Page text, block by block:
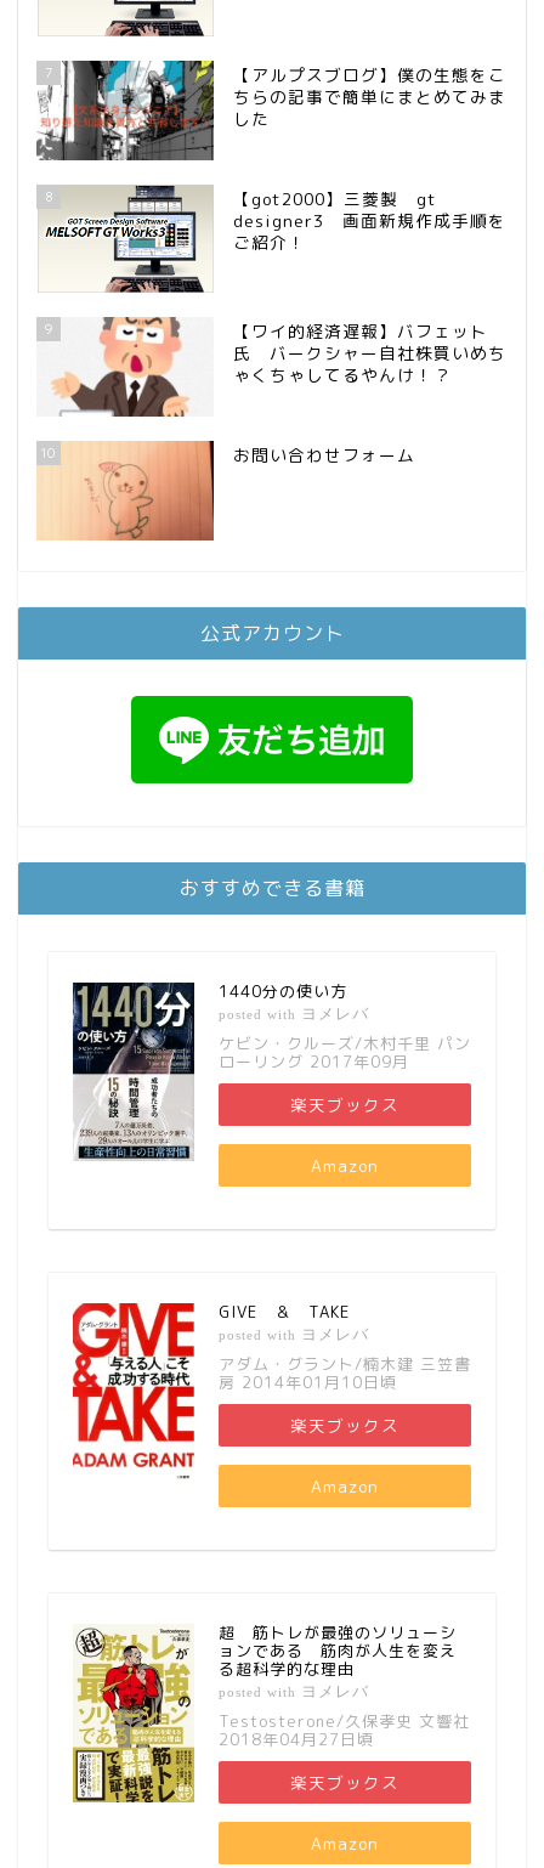
7
【アルプスブログ】僕の生態をこ
ちらの記事で簡単にまとめてみま
した
8
【got2000】三菱製 gt
designer3 画面新規作成手順を
ご紹介！
9
【ワイ的経済遅報】バフェット
氏 バークシャー自社株買いめち
ゃくちゃしてるやんけ！？
10 お問い合わせフォーム
公式アカウント
おすすめできる書籍
1440分の使い方
posted with ヨメレバ
ケビン・クルーズ/木村千里 パン
ローリング 2017年09月
楽天ブックス
Amazon
GIVE ＆ TAKE
posted with ヨメレバ
アダム・グラント/楠木建 三笠書
房 2014年01月10日頃
楽天ブックス
Amazon
超 筋トレが最強のソリューシ
ョンである 筋肉が人生を変え
る超科学的な理由
posted with ヨメレバ
Testosterone/久保孝史 文響社
2018年04月27日頃
楽天ブックス
Amazon